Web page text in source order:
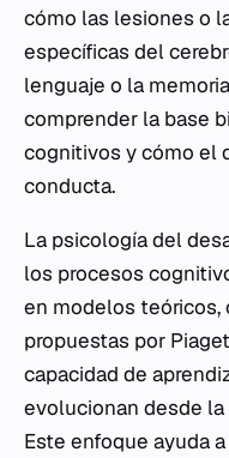
cómo las lesiones o
específicas del
lenguaje o la
comprender la base
cognitivos y cómo el
conducta.
La psicología del
los procesos
en modelos teóricos,
propuestas por
capacidad de
evolucionan desde
Este enfoque ayuda